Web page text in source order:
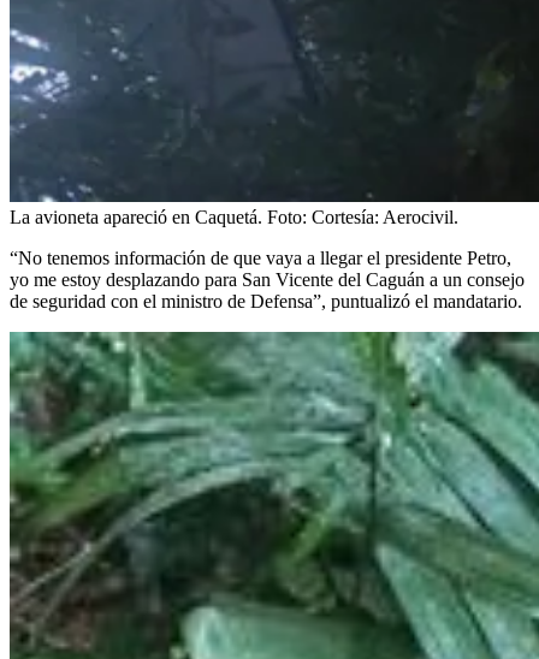
La avioneta apareció en Caquetá. Foto: Cortesía: Aerocivil.
“No tenemos información de que vaya a llegar el presidente Petro,
yo me estoy desplazando para San Vicente del Caguán a un consejo
de seguridad con el ministro de Defensa”, puntualizó el mandatario.